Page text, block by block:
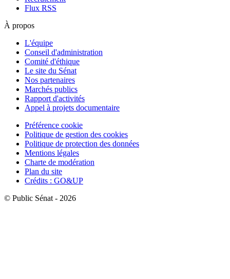
Flux RSS
À propos
L'équipe
Conseil d'administration
Comité d'éthique
Le site du Sénat
Nos partenaires
Marchés publics
Rapport d'activités
Appel à projets documentaire
Préférence cookie
Politique de gestion des cookies
Politique de protection des données
Mentions légales
Charte de modération
Plan du site
Crédits : GO&UP
© Public Sénat - 2026